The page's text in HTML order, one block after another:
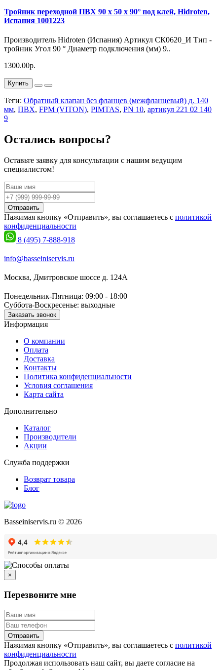
Тройник переходной ПВХ 90 х 50 х 90° под клей, Hidroten,
Испания 1001223
Производитель Hidroten (Испания) Артикул СК0620_И Тип -
тройник Угол 90 ° Диаметр подключения (мм) 9..
1300.00р.
Купить
Теги: Обратный клапан без фланцев (межфланцевый) д. 140
мм, ПВХ, FPM (VITON), PIMTAS, PN 10, артикул 221 02 140
9
Остались вопросы?
Оставьте заявку для консультации с нашим ведущим
специалистом!
Отправить
Нажимая кнопку «Отправить», вы соглашаетесь с политикой
конфиденциальности
8 (495) 7-888-918
info@basseiniservis.ru
Москва, Дмитровское шоссе д. 124А
Понедельник-Пятница: 09:00 - 18:00
Суббота-Воскресенье: выходные
Заказать звонок
Информация
О компании
Оплата
Доставка
Контакты
Политика конфиденциальности
Условия соглашения
Карта сайта
Дополнительно
Каталог
Производители
Акции
Служба поддержки
Возврат товара
Блог
Basseiniservis.ru © 2026
×
Перезвоните мне
Отправить
Нажимая кнопку «Отправить», вы соглашаетесь с политикой
конфиденциальности
Продолжая использовать наш сайт, вы даете согласие на